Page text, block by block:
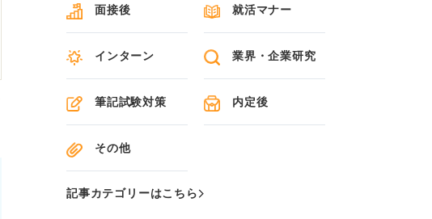
面接後 就活マナー
インターン 業界・企業研究
筆記試験対策 内定後
その他
記事カテゴリーはこちら